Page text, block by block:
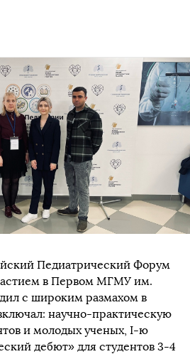
Педиатрический Форум
в Первом МГМУ им.
с широким размахом в
научно-практическую
и молодых ученых, I-ю
дебют» для студентов 3-4